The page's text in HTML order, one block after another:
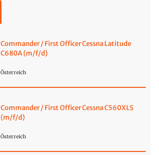
Commander / First Officer Cessna Latitude
C680A (m/f/d)
Österreich
Commander / First Officer Cessna C560XLS
(m/f/d)
Österreich